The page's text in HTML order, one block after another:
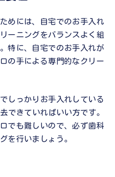
めには、自宅でのお手入れ
ーニングをバランスよく組
特に、自宅でのお手入れが
の手による専門的なクリー
しっかりお手入れしている
できていればいい方です。
でも難しいので、必ず歯科
を行いましょう。